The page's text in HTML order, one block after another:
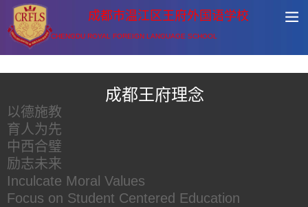
成都市温江区王府外国语学校
CHENGDU ROYAL FOREIGN LANGUAGE SCHOOL
成都王府理念
以德施教
育人为先
中西合璧
励志未来
Inculcate Moral Values
Focus on Student Centered Education